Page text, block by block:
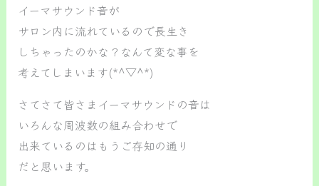
イーマサウンド音が
サロン内に流れているので長生き
しちゃったのかな？なんて変な事を
考えてしまいます(*^▽^*)
さてさて皆さまイーマサウンドの音は
いろんな周波数の組み合わせで
出来ているのはもうご存知の通り
だと思います。